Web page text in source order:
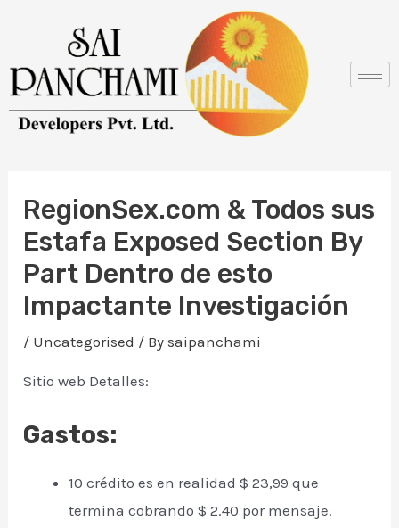
content
RegionSex.com & Todos sus
Estafa Exposed Section By
Part Dentro de esto
Impactante Investigación
/ Uncategorised / Bysaipanchami
Sitio web Detalles:
Gastos:
10 crédito es en realidad $ 23,99 que
termina cobrando $ 2.40 por mensaje.
navigation